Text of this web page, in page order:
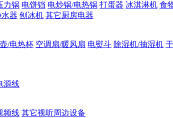
力锅 电饼铛 电炒锅/电热锅 打蛋器 冰淇淋机 食
器 刨冰机 其它厨房电器
/电热杯 空调扇/暖风扇 电熨斗 除湿机/抽湿机
源线
频线 其它视听周边设备